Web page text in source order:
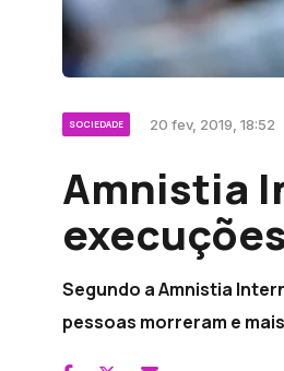
SOCIEDADE 20 fev, 2019, 18:52
Amnistia
Segundo a Amnistia
pessoas morreram e